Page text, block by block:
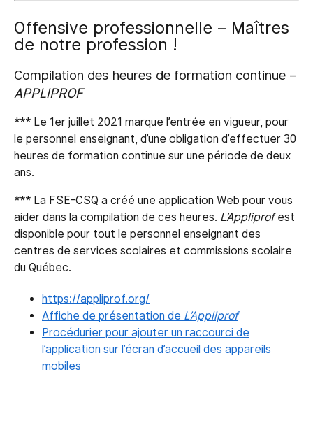
Offensive professionnelle – Maîtres
de notre profession !
Compilation des heures de formation continue –
APPLIPROF
*** Le 1er juillet 2021 marque l’entrée en vigueur, pour
le personnel enseignant, d’une obligation d’effectuer 30
heures de formation continue sur une période de deux
ans.
*** La FSE-CSQ a créé une application Web pour vous
aider dans la compilation de ces heures. L’Appliprofest
disponible pour tout le personnel enseignant des
centres de services scolaires et commissions scolaire
du Québec.
https://appliprof.org/
Affiche de présentation de L’Appliprof
Procédurier pour ajouter un raccourci de
l’application sur l’écran d’accueil des appareils
mobiles